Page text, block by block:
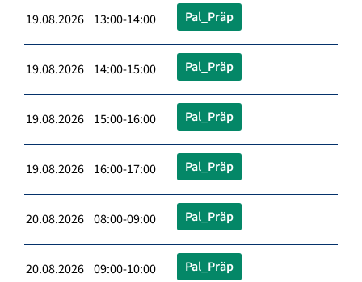
19.08.2026 13:00-14:00 Pal_Präp
19.08.2026 14:00-15:00 Pal_Präp
19.08.2026 15:00-16:00 Pal_Präp
19.08.2026 16:00-17:00 Pal_Präp
20.08.2026 08:00-09:00 Pal_Präp
20.08.2026 09:00-10:00 Pal_Präp